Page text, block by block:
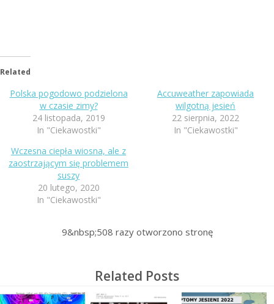
Related
Polska pogodowo podzielona
w czasie zimy?
24 listopada, 2019
In "Ciekawostki"
Accuweather zapowiada
wilgotną jesień
22 sierpnia, 2022
In "Ciekawostki"
Wczesna ciepła wiosna, ale z
zaostrzającym się problemem
suszy
20 lutego, 2020
In "Ciekawostki"
9&nbsp;508 razy otworzono stronę
Related Posts